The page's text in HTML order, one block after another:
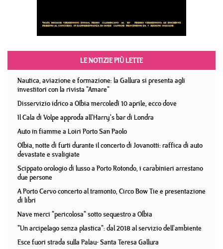
LE NOTIZIE PIÙ LETTE
Nautica, aviazione e formazione: la Gallura si presenta agli
investitori con la rivista "Amare"
Disservizio idrico a Olbia mercoledì 10 aprile, ecco dove
Il Cala di Volpe approda all'Harry's bar di Londra
Auto in fiamme a Loiri Porto San Paolo
Olbia, notte di furti durante il concerto di Jovanotti: raffica di auto
devastate e svaligiate
Scippato orologio di lusso a Porto Rotondo, i carabinieri arrestano
due persone
A Porto Cervo concerto al tramonto, Circo Bow Tie e presentazione
di libri
Nave merci "pericolosa" sotto sequestro a Olbia
"Un arcipelago senza plastica": dal 2018 al servizio dell'ambiente
Esce fuori strada sulla Palau- Santa Teresa Gallura